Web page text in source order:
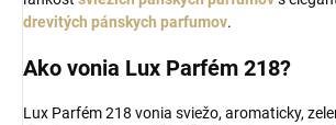
drevitých pánskych parfumov.
Ako vonia Lux Parfém 218?
Lux Parfém 218 vonia sviežo, aromaticky,